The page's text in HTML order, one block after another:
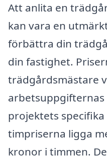
Att anlita en
kan vara en
förbättra din
din fastighet.
trädgårdsmästare
projektets
timpriserna ligga
kronor i timmen.